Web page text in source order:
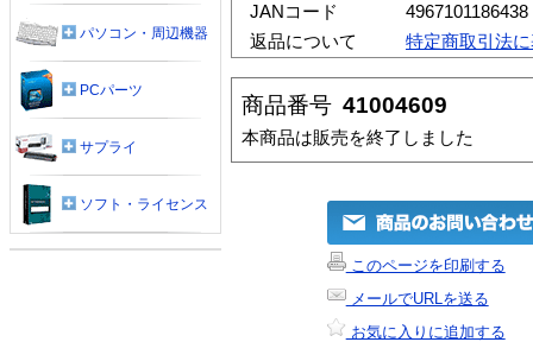
JANコード
4967101186438
返品について
特定商取引法
商品番号 41004609
本商品は販売を終了しました
このページを印刷する
メールでURLを送る
お気に入りに追加する
パソコン・周辺機器
PCパーツ
サプライ
ソフト・ライセンス